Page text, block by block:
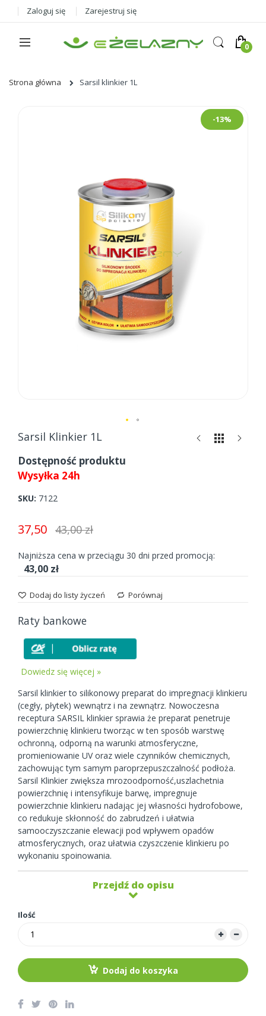
Zaloguj się Zarejestruj się
Strona główna Sarsil klinkier 1L
-13%
Skip
the
beginning
the
gallery
Sarsil Klinkier 1L
Dostępność produktu
Wysyłka 24h
SKU 7122
37,50 43,00 zł
Najniższa cena w przeciągu 30 dni przed promocją:
43,00 zł
Dodaj do listy życzeń Porównaj
Raty bankowe
Dowiedz się więcej »
Sarsil klinkier to silikonowy preparat do impregnacji klinkieru
(cegły, płytek) wewnątrz i na zewnątrz. Nowoczesna
receptura SARSIL klinkier sprawia że preparat penetruje
powierzchnię klinkieru tworząc w ten sposób warstwę
ochronną, odporną na warunki atmosferyczne,
promieniowanie UV oraz wiele czynników chemicznych,
zachowując tym samym paroprzepuszczalność podłoża.
Sarsil Klinkier zwiększa mrozoodporność,uszlachetnia
powierzchnię i intensyfikuje barwę, impregnuje
powierzchnie klinkieru nadając jej własności hydrofobowe,
co redukuje skłonność do zabrudzeń i ułatwia
samooczyszczanie elewacji pod wpływem opadów
atmosferycznych, oraz ułatwia czyszczenie klinkieru po
wykonaniu spoinowania.
Przejdź do opisu
Ilość
Dodaj do koszyka